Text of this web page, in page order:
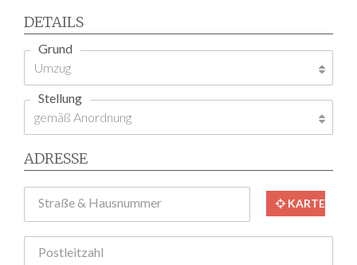
DETAILS
Grund
Stellung
ADRESSE
Straße & Hausnummer KARTE
Postleitzahl